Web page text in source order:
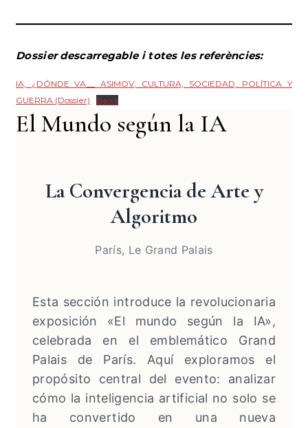
Dossier descarregable i totes les referències:
IA, ¿DÓNDE VA__ ASIMOV, CULTURA, SOCIEDAD, POLÍTICA Y
GUERRA (Dossier)
Baixa
El Mundo según la IA
La Convergencia de Arte y
Algoritmo
París, Le Grand Palais
Esta sección introduce la revolucionaria
exposición «El mundo según la IA»,
celebrada en el emblemático Grand
Palais de París. Aquí exploramos el
propósito central del evento: analizar
cómo la inteligencia artificial no solo se
ha convertido en una nueva